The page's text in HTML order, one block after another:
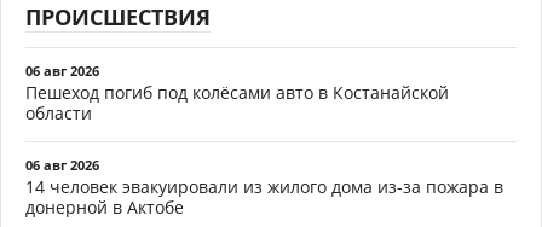
ПРОИСШЕСТВИЯ
06 авг 2026
Пешеход погиб под колёсами авто в Костанайской
области
06 авг 2026
14 человек эвакуировали из жилого дома из-за пожара в
донерной в Актобе